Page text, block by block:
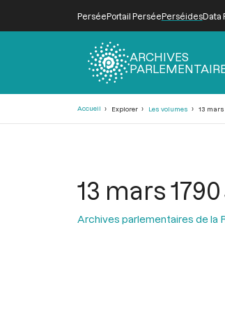
PerséePortail PerséePerséidesData
ARCHIVES
Accueil Explorer Les volumes 13 mars
13 mars 1790
Archives parlementaires de la